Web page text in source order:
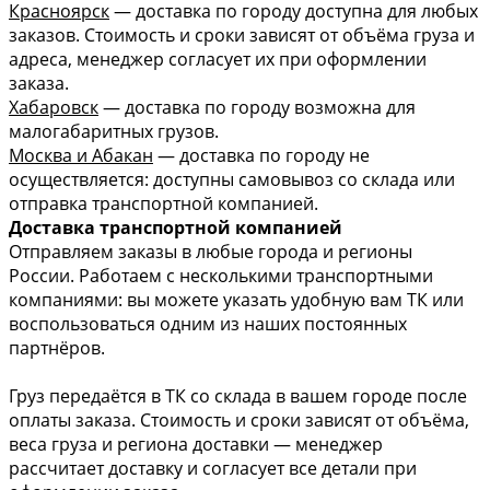
Красноярск— доставка по городу доступна для любых
заказов. Стоимость и сроки зависят от объёма груза и
адреса, менеджер согласует их при оформлении
заказа.
Хабаровск— доставка по городу возможна для
малогабаритных грузов.
Москва и Абакан — доставка по городу не
осуществляется: доступны самовывоз со склада или
отправка транспортной компанией.
Доставка транспортной компанией
Отправляем заказы в любые города и регионы
России. Работаем с несколькими транспортными
компаниями: вы можете указать удобную вам ТК или
воспользоваться одним из наших постоянных
партнёров.
Груз передаётся в ТК со склада в вашем городе после
оплаты заказа. Стоимость и сроки зависят от объёма,
веса груза и региона доставки — менеджер
рассчитает доставку и согласует все детали при